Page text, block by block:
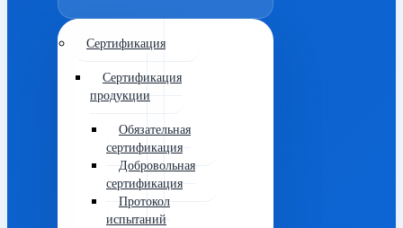
Сертификация
Сертификация
продукции
Обязательная
сертификация
Добровольная
сертификация
Протокол
испытаний